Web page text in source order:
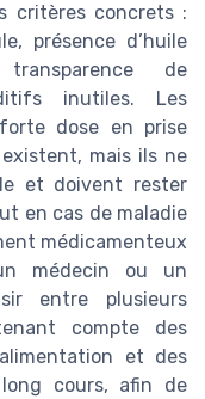
critères concrets :
présence d’huile
de
inutiles. Les
dose en prise
mais ils ne
et doivent rester
en cas de maladie
médicamenteux
médecin ou un
entre plusieurs
compte des
et des
cours, afin de